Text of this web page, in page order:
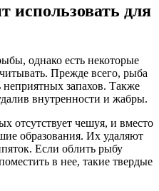
использовать для
однако есть некоторые
Прежде всего, рыба
запахов. Также
внутренности и жабры.
отсутствует чешуя, и вместо
образования. Их удаляют
Если облить рыбу
в нее, такие твердые